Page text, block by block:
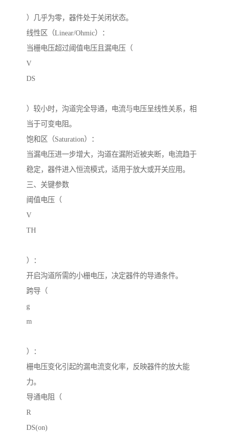
）几乎为零，器件处于关闭状态。
线性区（Linear/Ohmic）：
当栅电压超过阈值电压且漏电压（
V
DS
）较小时，沟道完全导通，电流与电压呈线性关系，相
当于可变电阻。
饱和区（Saturation）：
当漏电压进一步增大，沟道在漏附近被夹断，电流趋于
稳定，器件进入恒流模式，适用于放大或开关应用。
三、关键参数
阈值电压（
V
TH
）：
开启沟道所需的小栅电压，决定器件的导通条件。
跨导（
g
m
）：
栅电压变化引起的漏电流变化率，反映器件的放大能
力。
导通电阻（
R
DS(on)